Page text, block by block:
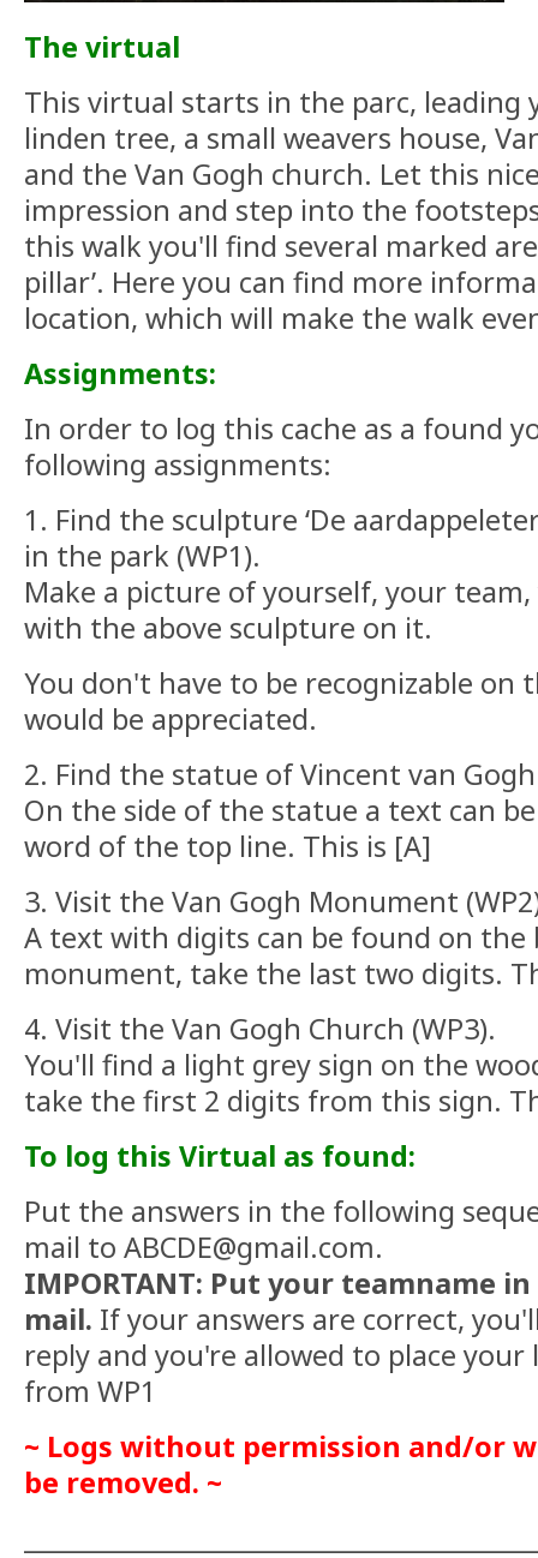
The virtual
This virtual starts in the parc,
linden tree, a small weavers house,
and the Van Gogh church. Let this
impression and step into the
this walk you'll find several marked
pillar’. Here you can find more
location, which will make the walk
Assignments:
In order to log this cache as a found
following assignments:
1. Find the sculpture ‘De
in the park (WP1).
Make a picture of yourself, your team,
with the above sculpture on it.
You don't have to be recognizable on
would be appreciated.
2. Find the statue of Vincent van
On the side of the statue a text can
word of the top line. This is [A]
3. Visit the Van Gogh Monument
A text with digits can be found on
monument, take the last two digits.
4. Visit the Van Gogh Church (WP3).
You'll find a light grey sign on the
take the first 2 digits from this sign.
To log this Virtual as found:
Put the answers in the following
mail to ABCDE@gmail.com.
IMPORTANT: Put your teamname
mail. If your answers are correct,
reply and you're allowed to place
from WP1
~ Logs without permission and/or
be removed. ~